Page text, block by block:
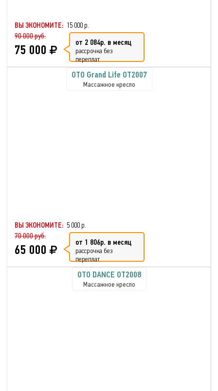
ВЫ ЭКОНОМИТЕ: 15 000 р.
90 000 руб.
75 000 от 2 084р. в месяц
рассрочка без
переплат
OTO Grand Life OT2007
Массажное кресло
ВЫ ЭКОНОМИТЕ: 5 000 р.
70 000 руб.
65 000 от 1 806р. в месяц
рассрочка без
переплат
OTO DANCE OT2008
Массажное кресло